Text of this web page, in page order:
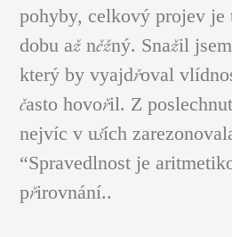
pohyby, celkový projev je
dobu až něžný. Snažil
který by vyajdřoval
často hovořil. Z
nejvíc v uších
“Spravedlnost je
přirovnání..